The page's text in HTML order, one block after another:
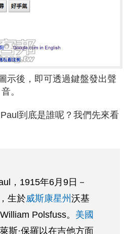
示後，即可透過鍵盤發出聲
音。
到底是誰呢？我們先來看
，1915年6月9日－
生於威斯康星州 沃基
Polsfuss。 美國
斯·保羅以在吉他方面